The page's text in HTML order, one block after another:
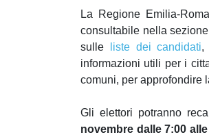
La Regione Emilia-
consultabile nella
sulle
liste dei candidati,
informazioni utili per i
comuni, per approfondire
Gli elettori potranno
novembre dalle 7:00